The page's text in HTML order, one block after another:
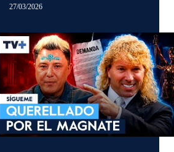
27/03/2026